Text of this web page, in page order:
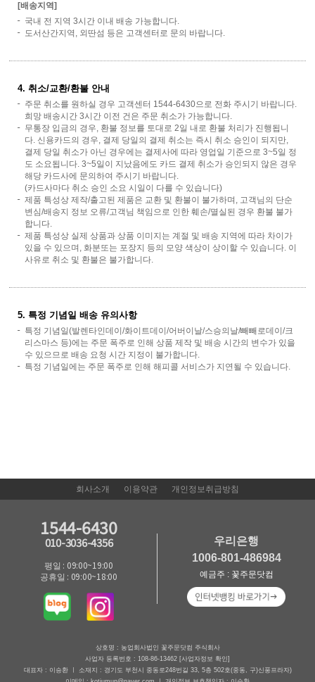
[배송지역]
국내 전 지역 3시간 이내 배송 가능합니다.
도서산간지역, 외딴섬 등은 고객센터로 문의 바랍니다.
4. 취소/교환/환불 안내
주문 취소를 원하실 경우 고객센터 1544-6430으로 전화 주시기 바랍니다.
희망 배송시간 3시간 이전 건은 주문 취소가 가능합니다.
무통장 입금의 경우, 환불 정보를 토대로 2일 내로 환불 처리가 진행됩니
다. 신용카드의 경우, 결제 당일의 결제 취소는 즉시 취소 승인이 되지만,
결제 당일 취소가 아닌 경우에는 결제사에 따라 영업일 기준으로 3~5일 정
도 소요됩니다. 3~5일이 지났음에도 카드 결제 취소가 승인되지 않은 경우
해당 카드사에 문의하여 주시기 바랍니다.
(카드사마다 취소 승인 소요 시일이 다를 수 있습니다)
제품 특성상 제작/출고된 제품은 교환 및 환불이 불가하며, 고객님의 단순
변심/배송지 정보 오류/고객님 책임으로 인한 훼손/멸실된 경우 환불 불가
합니다.
제품 특성상 실제 상품과 상품 이미지는 계절 및 배송 지역에 따라 차이가
있을 수 있으며, 화분또는 포장지 등의 모양 색상이 상이할 수 있습니다. 이
사유로 취소 및 환불은 불가합니다.
5. 특정 기념일 배송 유의사항
특정 기념일(발렌타인데이/화이트데이/어버이날/스승의날/빼빼로데이/크
리스마스 등)에는 주문 폭주로 인해 상품 제작 및 배송 시간의 변수가 있을
수 있으므로 배송 요청 시간 지정이 불가합니다.
특정 기념일에는 주문 폭주로 인해 해피콜 서비스가 지연될 수 있습니다.
회사소개 이용약관 개인정보취급방침
1544-6430
010-3036-4356
평일 : 09:00~19:00
공휴일 : 09:00~18:00
우리은행
1006-801-486984
예금주 : 꽃주문닷컴
상호명 : 농업회사법인 꽃주문닷컴 주식회사
사업자 등록번호 : 108-86-13462 [사업자정보 확인]
대표자 : 이승환 ㅣ 소재지 : 경기도 부천시 중동로248번길 33, 5층 502호(중동, 구)신풍프라자)